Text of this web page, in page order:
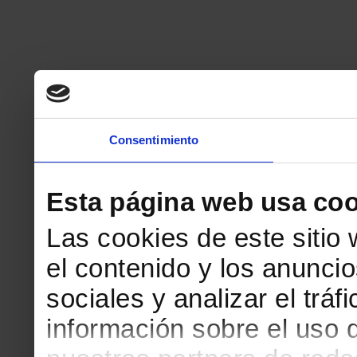
Consentimiento
Esta página web usa
Las cookies de este sitio
el contenido y los
sociales y analizar el
información sobre el uso